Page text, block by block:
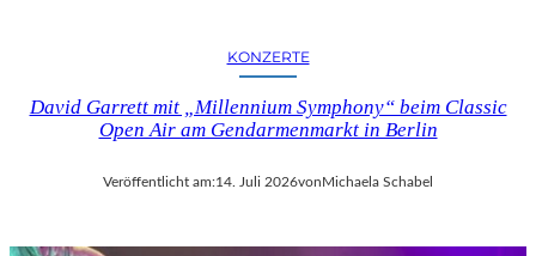
KONZERTE
David Garrett mit „Millennium Symphony“ beim Classic
Open Air am Gendarmenmarkt in Berlin
Veröffentlicht am:14. Juli 2026vonMichaela Schabel